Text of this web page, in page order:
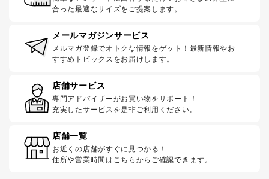
合った最適なサイズをご提案します。
メールマガジンサービス
メルマガ登録でオトクな情報をゲット！最新情報やお
すすめトピックスをお届けします。
店舗サービス
専門アドバイザーがお買い物をサポート！
充実したサービスを是非ご利用ください。
店舗一覧
お近くの店舗がすぐに見つかる！
住所や営業時間はこちらからご確認できます。